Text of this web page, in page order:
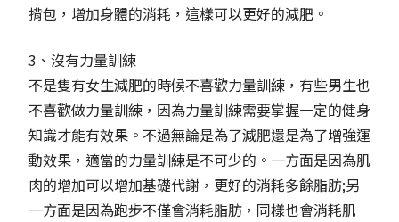
揹包，增加身體的消耗，這樣可以更好的減肥。
3、沒有力量訓練
不是隻有女生減肥的時候不喜歡力量訓練，有些男生也
不喜歡做力量訓練，因為力量訓練需要掌握一定的健身
知識才能有效果。不過無論是為了減肥還是為了增強運
動效果，適當的力量訓練是不可少的。一方面是因為肌
肉的增加可以增加基礎代謝，更好的消耗多餘脂肪;另
一方面是因為跑步不僅會消耗脂肪，同樣也會消耗肌